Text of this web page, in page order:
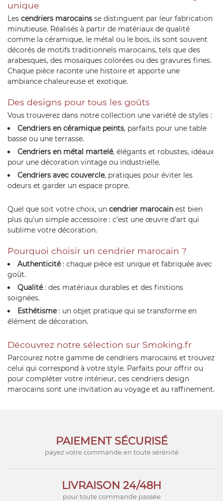
unique
Les cendriers marocains se distinguent par leur fabrication
minutieuse. Réalisés à partir de matériaux de qualité
comme la céramique, le métal ou le bois, ils sont souvent
décorés de motifs traditionnels marocains, tels que des
arabesques, des mosaïques colorées ou des gravures fines.
Chaque pièce raconte une histoire et apporte une
ambiance chaleureuse et exotique.
Des designs pour tous les goûts
Vous trouverez dans notre collection une variété de styles :
Cendriers en céramique peints, parfaits pour une table
basse ou une terrasse.
Cendriers en métal martelé, élégants et robustes, idéaux
pour une décoration vintage ou industrielle.
Cendriers avec couvercle, pratiques pour éviter les
odeurs et garder un espace propre.
Quel que soit votre choix, un cendrier marocain est bien
plus qu’un simple accessoire : c’est une œuvre d’art qui
sublime votre décoration.
Pourquoi choisir un cendrier marocain ?
Authenticité: chaque pièce est unique et fabriquée avec
goût.
Qualité: des matériaux durables et des finitions
soignées.
Esthétisme: un objet pratique qui se transforme en
élément de décoration.
Découvrez notre sélection sur Smoking.fr
Parcourez notre gamme de cendriers marocains et trouvez
celui qui correspond à votre style. Parfaits pour offrir ou
pour compléter votre intérieur, ces cendriers design
marocains sont une invitation au voyage et au raffinement.
PAIEMENT SÉCURISÉ
payez votre commande en toute sérénité
LIVRAISON 24/48H
pour toute commande passée